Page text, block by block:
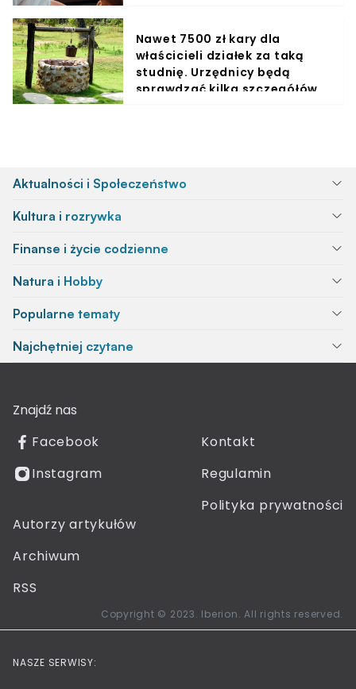
Nawet 7500 zł kary dla
właścicieli działek za taką
studnię. Urzędnicy będą
sprawdzać kilka szczegółów
Aktualności i Społeczeństwo
Kultura i rozrywka
Finanse i życie codzienne
Natura i Hobby
Popularne tematy
Najchętniej czytane
Znajdź nas
Facebook
Instagram
Kontakt
Regulamin
Polityka prywatności
Autorzy artykułów
Archiwum
RSS
Copyright © 2023. Iberion. All rights reserved.
NASZE SERWISY: